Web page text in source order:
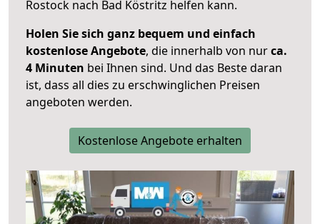
Rostock nach Bad Köstritz helfen kann.
Holen Sie sich ganz bequem und einfach
kostenlose Angebote, die innerhalb von nurca.
4 Minuten bei Ihnen sind. Und das Beste daran
ist, dass all dies zu erschwinglichen Preisen
angeboten werden.
Kostenlose Angebote erhalten